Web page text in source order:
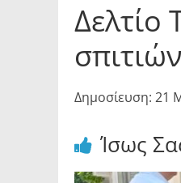
Δελτίο
Δημοσίευση: 21
Ίσως